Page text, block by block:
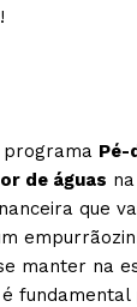
programa Pé-
de águas
que
manter na
é